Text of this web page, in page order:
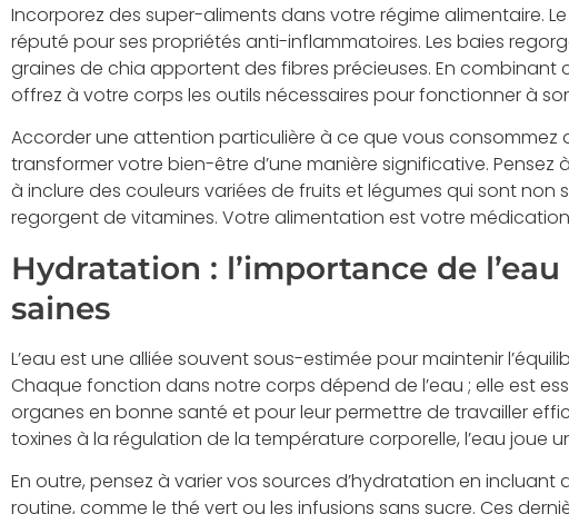
Incorporez des super-aliments dans votre régime alimentaire.
réputé pour ses propriétés anti-inflammatoires. Les baies
graines de chia apportent des fibres précieuses. En combinant
offrez à votre corps les outils nécessaires pour fonctionner à
Accorder une attention particulière à ce que vous
transformer votre bien-être d’une manière significative. Pensez
à inclure des couleurs variées de fruits et légumes qui sont non
regorgent de vitamines. Votre alimentation est votre
Hydratation : l’importance de
saines
L’eau est une alliée souvent sous-estimée pour maintenir
Chaque fonction dans notre corps dépend de l’eau ; elle est
organes en bonne santé et pour leur permettre de travailler
toxines à la régulation de la température corporelle, l’eau joue
En outre, pensez à varier vos sources d’hydratation en incluant
routine, comme le thé vert ou les infusions sans sucre. Ces